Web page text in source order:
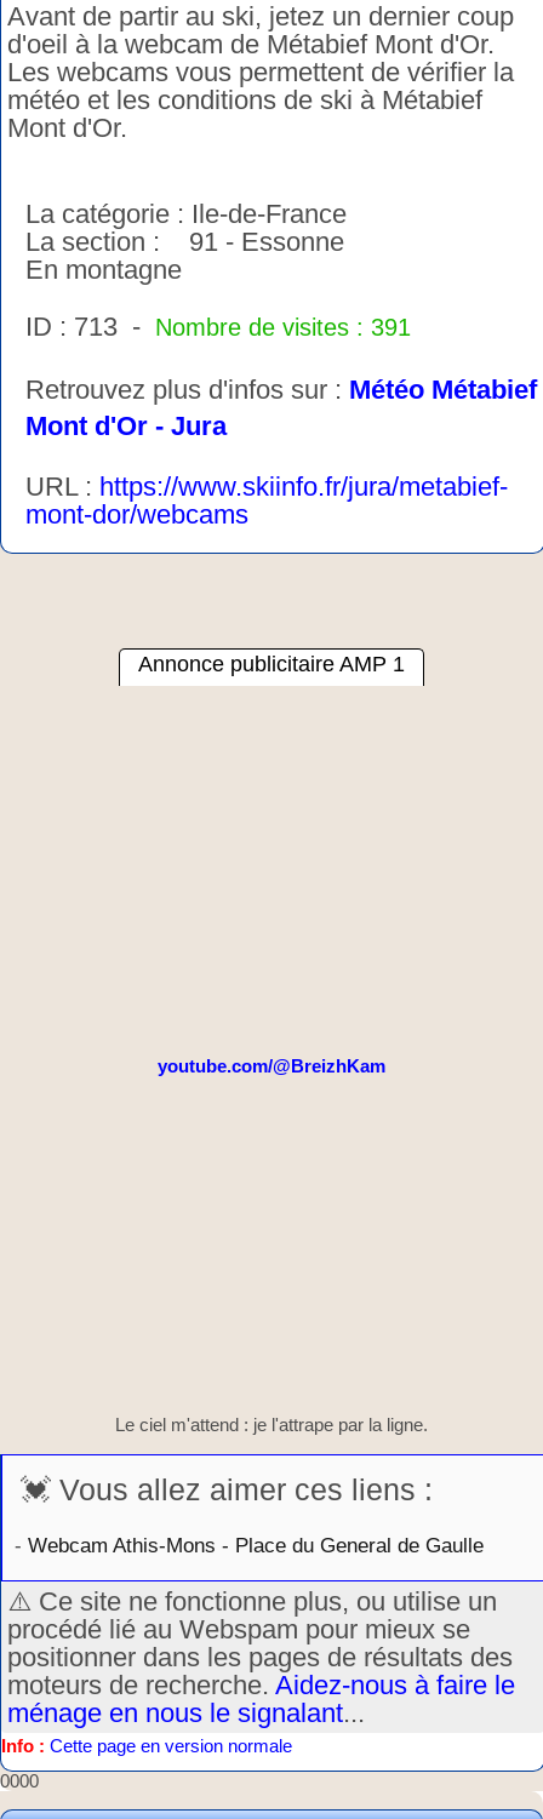
Avant de partir au ski, jetez un dernier coup
d'oeil à la webcam de Métabief Mont d'Or.
Les webcams vous permettent de vérifier la
météo et les conditions de ski à Métabief
Mont d'Or.
La catégorie : Ile-de-France
La section : 91 - Essonne
En montagne
ID : 713 - Nombre de visites : 391
Retrouvez plus d'infos sur : Météo Métabief
Mont d'Or - Jura
URL : https://www.skiinfo.fr/jura/metabief-
mont-dor/webcams
Annonce publicitaire AMP 1
youtube.com/@BreizhKam
Le ciel m'attend : je l'attrape par la ligne.
💓 Vous allez aimer ces liens :
- Webcam Athis-Mons - Place du General de Gaulle
⚠️ Ce site ne fonctionne plus, ou utilise un
procédé lié au Webspam pour mieux se
positionner dans les pages de résultats des
moteurs de recherche. Aidez-nous à faire le
ménage en nous le signalant...
Info : Cette page en version normale
0000